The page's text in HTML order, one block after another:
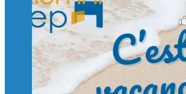
Voir sur Facebook · Partager
🙏 Soutenez l’Isep via la taxe
et contribuons ensemble à
d’ingénieurs de demain. 🙏